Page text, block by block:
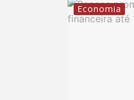
Economia